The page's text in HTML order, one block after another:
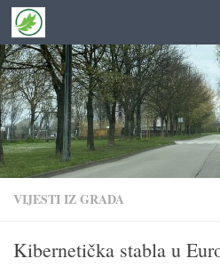
Skip to content
VIJESTI IZ GRADA
Kibernetička stabla u